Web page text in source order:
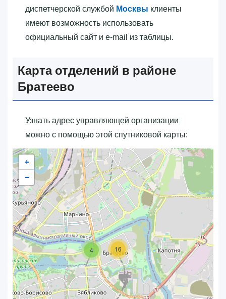
диспетчерской службой Москвы клиенты
имеют возможность использовать
официальный сайт и e-mail из таблицы.
Карта отделений в районе
Братеево
Узнать адрес управляющей организации
можно с помощью этой спутниковой карты:
4 16
+
−